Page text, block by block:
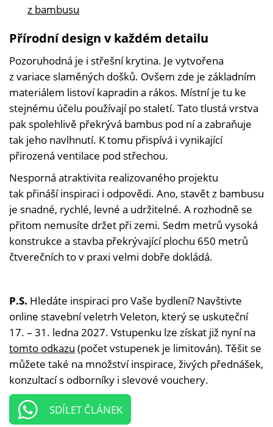
z bambusu
Přírodní design v každém detailu
Pozoruhodná je i střešní krytina. Je vytvořena
z variace slaměných došků. Ovšem zde je základním
materiálem listoví kapradin a rákos. Místní je tu ke
stejnému účelu používají po staletí. Tato tlustá vrstva
pak spolehlivě překrývá bambus pod ní a zabraňuje
tak jeho navlhnutí. K tomu přispívá i vynikající
přirozená ventilace pod střechou.
Nesporná atraktivita realizovaného projektu
tak přináší inspiraci i odpovědi. Ano, stavět z bambusu
je snadné, rychlé, levné a udržitelné. A rozhodně se
přitom nemusíte držet při zemi. Sedm metrů vysoká
konstrukce a stavba překrývající plochu 650 metrů
čtverečních to v praxi velmi dobře dokládá.
P.S. Hledáte inspiraci pro Vaše bydlení? Navštivte
online stavební veletrh Veleton, který se uskuteční
17. – 31. ledna 2027. Vstupenku lze získat již nyní na
tomto odkazu (počet vstupenek je limitován). Těšit se
můžete také na množství inspirace, živých přednášek,
konzultací s odborníky i slevové vouchery.
SDÍLET ČLÁNEK